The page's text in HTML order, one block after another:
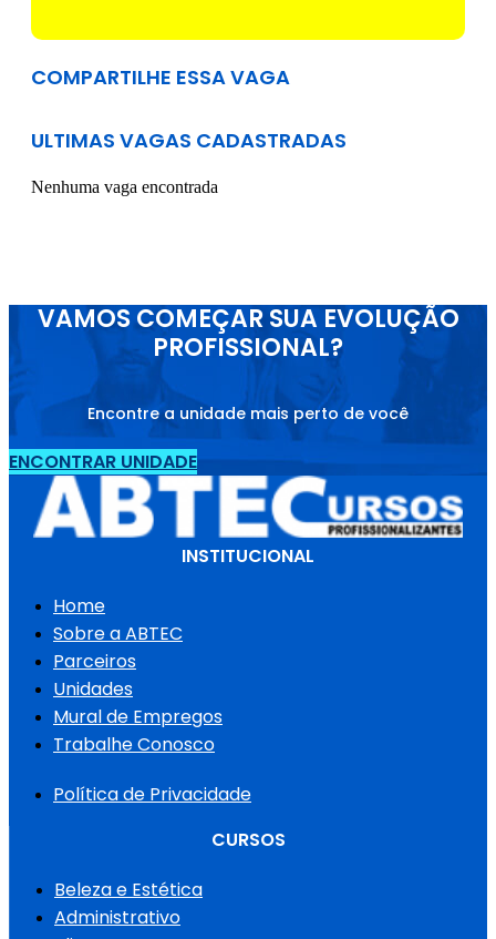
COMPARTILHE ESSA VAGA
ULTIMAS VAGAS CADASTRADAS
Nenhuma vaga encontrada
VAMOS COMEÇAR SUA EVOLUÇÃO
PROFISSIONAL?
Encontre a unidade mais perto de você
ENCONTRAR UNIDADE
INSTITUCIONAL
Home
Sobre a ABTEC
Parceiros
Unidades
Mural de Empregos
Trabalhe Conosco
Política de Privacidade
CURSOS
Beleza e Estética
Administrativo